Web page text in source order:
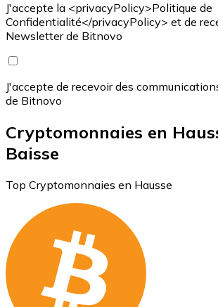
J'accepte la <privacyPolicy>Politique de
Confidentialité</privacyPolicy> et de
Newsletter de Bitnovo
J'accepte de recevoir des
de Bitnovo
Cryptomonnaies en
Baisse
Top Cryptomonnaies en Hausse